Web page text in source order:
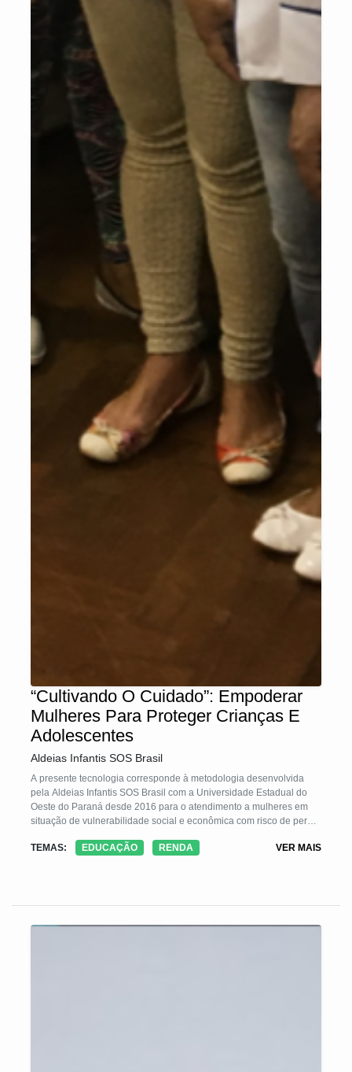
“Cultivando O Cuidado”: Empoderar
Mulheres Para Proteger Crianças E
Adolescentes
Aldeias Infantis SOS Brasil
A presente tecnologia corresponde à metodologia desenvolvida
pela Aldeias Infantis SOS Brasil com a Universidade Estadual do
Oeste do Paraná desde 2016 para o atendimento a mulheres em
situação de vulnerabilidade social e econômica com risco de perda
cuidado com a criança e o adolescente envolvem o bem-estar de
acompanhamento psicológico e direcionamento profissional de
TEMAS: EDUCAÇÃO RENDA VER MAIS